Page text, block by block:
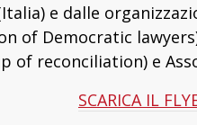
e dalle
of Democratic
of reconciliation) e
SCARICA IL